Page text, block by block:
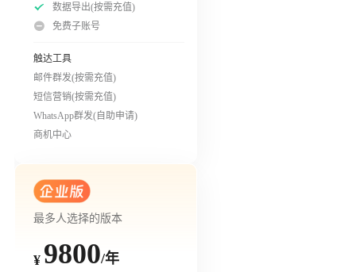
数据导出(按需充值)
免费子账号
触达工具
邮件群发(按需充值)
短信营销(按需充值)
WhatsApp群发(自助申请)
商机中心
最多人选择的版本
¥ 9800/年